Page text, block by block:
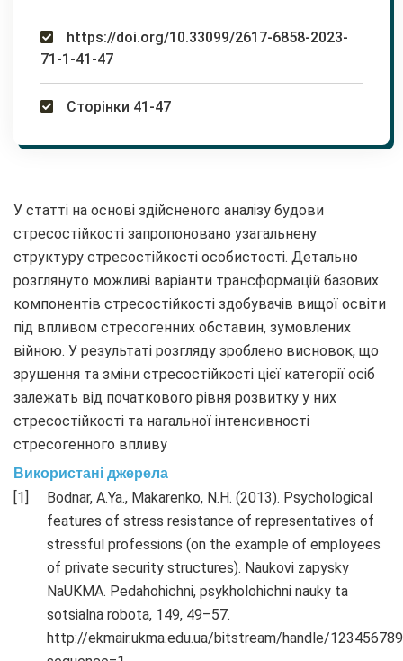
https://doi.org/10.33099/2617-6858-2023-
71-1-41-47
Сторінки 41-47
У статті на основі здійсненого аналізу будови
стресостійкості запропоновано узагальнену
структуру стресостійкості особистості. Детально
розглянуто можливі варіанти трансформацій базових
компонентів стресостійкості здобувачів вищої освіти
під впливом стресогенних обставин, зумовлених
війною. У результаті розгляду зроблено висновок, що
зрушення та зміни стресостійкості цієї категорії осіб
залежать від початкового рівня розвитку у них
стресостійкості та нагальної інтенсивності
стресогенного впливу
Використані джерела
Bodnar, A.Ya., Makarenko, N.H. (2013). Psychological
features of stress resistance of representatives of
stressful professions (on the example of employees
of private security structures). Naukovi zapysky
NaUKMA. Pedahohichni, psykholohichni nauky ta
sotsialna robota, 149, 49–57.
http://ekmair.ukma.edu.ua/bitstream/handle/